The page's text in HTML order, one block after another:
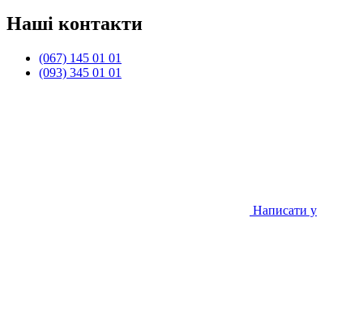
Наші контакти
(067) 145 01 01
(093) 345 01 01
Написати у